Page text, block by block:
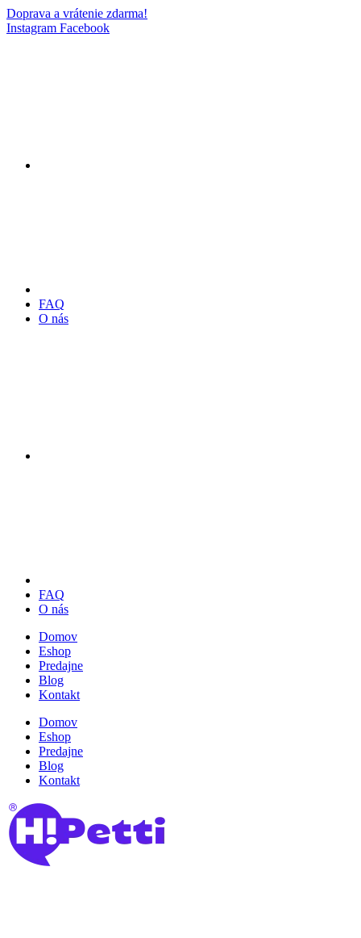
Doprava a vrátenie zdarma!
Instagram Facebook
FAQ
O nás
FAQ
O nás
Domov
Eshop
Predajne
Blog
Kontakt
Domov
Eshop
Predajne
Blog
Kontakt